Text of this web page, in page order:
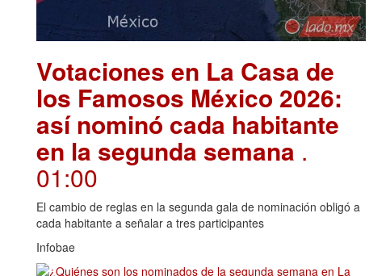
Votaciones en La Casa de
los Famosos México 2026:
así nominó cada habitante
en la segunda semana .
01:00
El cambio de reglas en la segunda gala de nominación obligó a
cada habitante a señalar a tres participantes
Infobae